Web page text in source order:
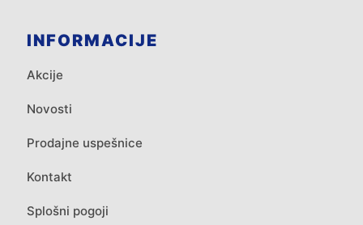
INFORMACIJE
Akcije
Novosti
Prodajne uspešnice
Kontakt
Splošni pogoji